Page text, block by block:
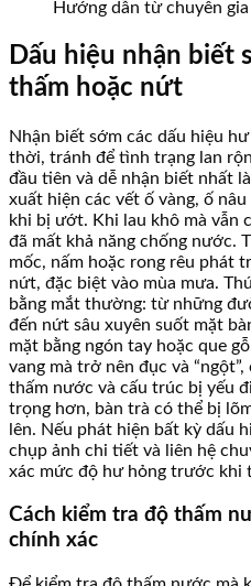
Hướng dẫn từ chuyên
Dấu hiệu nhận biết
thấm hoặc nứt
Nhận biết sớm các dấu hiệu
thời, tránh để tình trạng lan
đầu tiên và dễ nhận biết nhất
xuất hiện các vết ố vàng, ố
khi bị ướt. Khi lau khô mà vẫn
đã mất khả năng chống nước.
mốc, nấm hoặc rong rêu phát
nứt, đặc biệt vào mùa mưa.
bằng mắt thường: từ những
đến nứt sâu xuyên suốt mặt
mặt bằng ngón tay hoặc que
vang mà trở nên đục và
thấm nước và cấu trúc bị yếu
trọng hơn, bàn trà có thể bị
lên. Nếu phát hiện bất kỳ dấu
chụp ảnh chi tiết và liên hệ
xác mức độ hư hỏng trước khi
Cách kiểm tra độ thấm
chính xác